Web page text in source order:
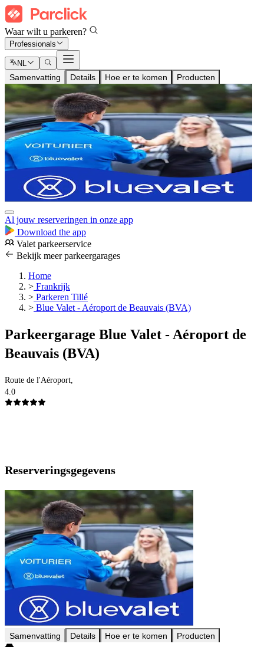
Waar wilt u parkeren?
Professionals
NL
Samenvatting Details Hoe er te komen Producten
Al jouw reserveringen in onze app
Download the app
Valet parkeerservice
Bekijk meer parkeergarages
Home
> Frankrijk
> Parkeren Tillé
> Blue Valet - Aéroport de Beauvais (BVA)
Parkeergarage Blue Valet - Aéroport de
Beauvais (BVA)
Route de l'Aéroport,
4.0
Reserveringsgegevens
Samenvatting Details Hoe er te komen Producten